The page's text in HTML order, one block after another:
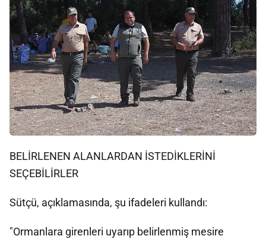
BELİRLENEN ALANLARDAN İSTEDİKLERİNİ
SEÇEBİLİRLER
Sütçü, açıklamasında, şu ifadeleri kullandı:
"Ormanlara girenleri uyarıp belirlenmiş mesire